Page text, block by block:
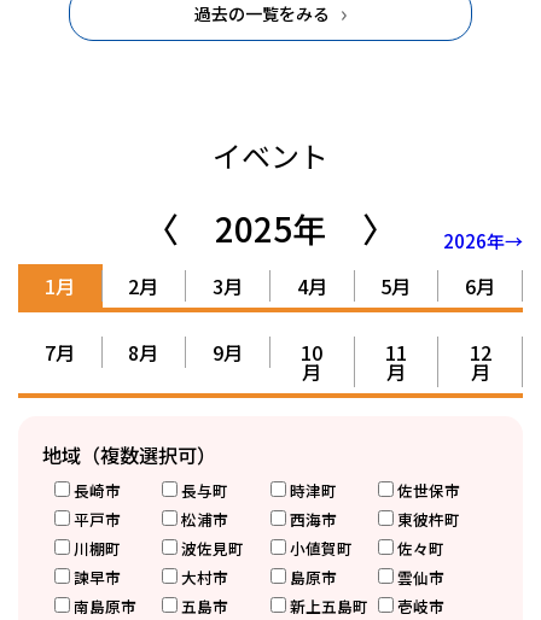
過去の一覧をみる
イベント
〈 2025年 〉 2026年→
1月 2月 3月 4月 5月 6月
7月 8月 9月 10
月
11
月
12
月
地域（複数選択可）
長崎市 長与町 時津町
佐世保市
平戸市
松浦市 西海市
東彼杵町
川棚町
波佐見町 小値賀町
佐々町
諫早市
大村市 島原市
雲仙市
南島原市
五島市 新上五島町
壱岐市